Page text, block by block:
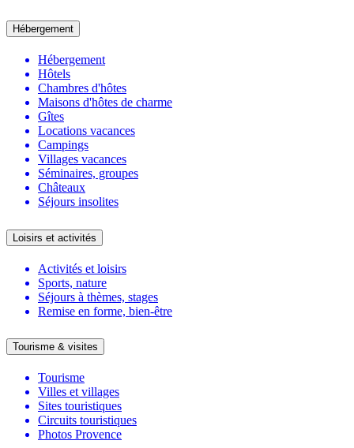
Hébergement
Hébergement
Hôtels
Chambres d'hôtes
Maisons d'hôtes de charme
Gîtes
Locations vacances
Campings
Villages vacances
Séminaires, groupes
Châteaux
Séjours insolites
Loisirs et activités
Activités et loisirs
Sports, nature
Séjours à thèmes, stages
Remise en forme, bien-être
Tourisme & visites
Tourisme
Villes et villages
Sites touristiques
Circuits touristiques
Photos Provence